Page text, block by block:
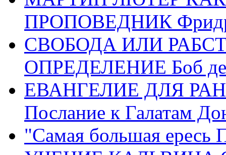
ПРОПОВЕДНИК
СВОБОДА ИЛИ
ОПРЕДЕЛЕНИЕ Боб де
ЕВАНГЕЛИЕ ДЛЯ
Послание к Галатам
"Самая большая ересь